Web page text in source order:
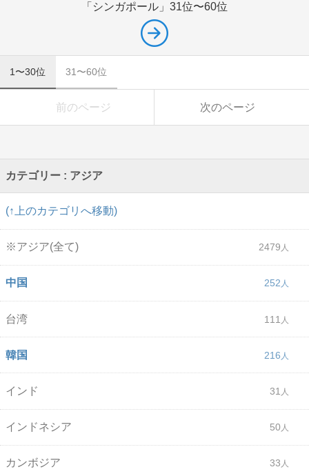
「シンガポール」 31位〜60位
1〜30位 31〜60位
前のページ 次のページ
カテゴリー : アジア
(↑上のカテゴリへ移動)
※アジア(全て) 2479
中国 252
台湾 111
韓国 216
インド 31
インドネシア 50
カンボジア 33